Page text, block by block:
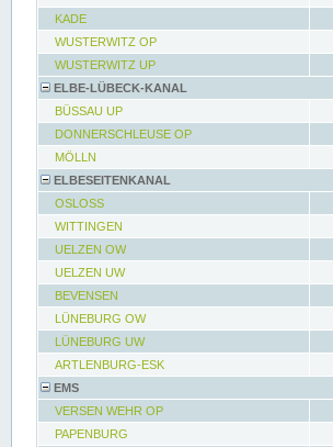
KADE
WUSTERWITZ OP
WUSTERWITZ UP
ELBE-LÜBECK-KANAL
BÜSSAU UP
DONNERSCHLEUSE OP
MÖLLN
ELBESEITENKANAL
OSLOSS
WITTINGEN
UELZEN OW
UELZEN UW
BEVENSEN
LÜNEBURG OW
LÜNEBURG UW
ARTLENBURG-ESK
EMS
VERSEN WEHR OP
PAPENBURG